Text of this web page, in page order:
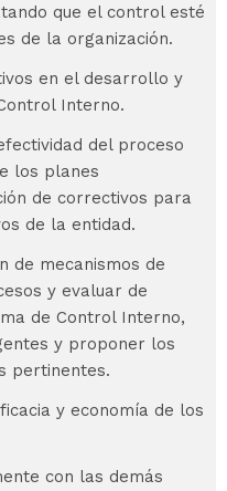
que el control esté
de la organización.
en el desarrollo y
Interno.
del proceso
los planes
de correctivos para
de la entidad.
de mecanismos de
y evaluar de
de Control Interno,
y proponer los
pertinentes.
y economía de los
con las demás